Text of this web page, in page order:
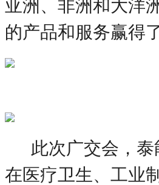
亚洲、非洲和大洋
的产品和服务赢得
此次广交会，
在医疗卫生、工业